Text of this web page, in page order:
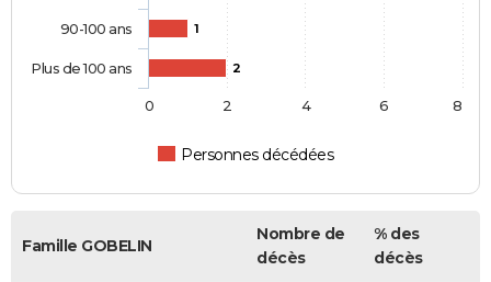
1
2
Personnes décédées
90-100 ans
Plus de 100 ans
0 2 4 6 8
Famille GOBELIN
Nombre de
décès
% des
décès